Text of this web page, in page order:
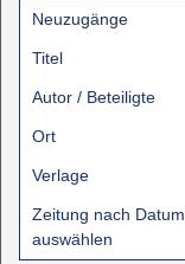
Neuzugänge
Titel
Autor / Beteiligte
Ort
Verlage
Zeitung nach Datum
auswählen